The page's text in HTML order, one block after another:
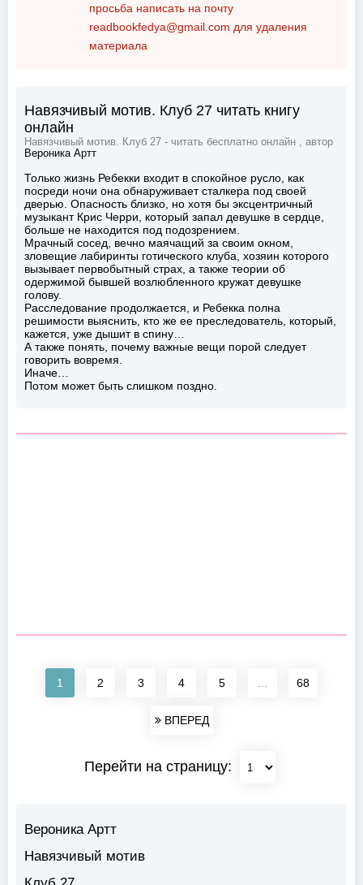
просьба написать на почту
readbookfedya@gmail.com для удаления
материала
Навязчивый мотив. Клуб 27 читать книгу
онлайн
Навязчивый мотив. Клуб 27 - читать бесплатно онлайн , автор
Вероника Артт
Только жизнь Ребекки входит в спокойное русло, как
посреди ночи она обнаруживает сталкера под своей
дверью. Опасность близко, но хотя бы эксцентричный
музыкант Крис Черри, который запал девушке в сердце,
больше не находится под подозрением.
Мрачный сосед, вечно маячащий за своим окном,
зловещие лабиринты готического клуба, хозяин которого
вызывает первобытный страх, а также теории об
одержимой бывшей возлюбленного кружат девушке
голову.
Расследование продолжается, и Ребекка полна
решимости выяснить, кто же ее преследователь, который,
кажется, уже дышит в спину…
А также понять, почему важные вещи порой следует
говорить вовремя.
Иначе…
Потом может быть слишком поздно.
1 2 3 4 5 ... 68
ВПЕРЕД
Перейти на страницу:
Вероника Артт
Навязчивый мотив